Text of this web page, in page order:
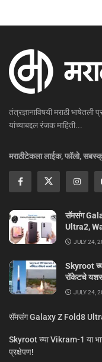
तंत्रज्ञानाविषयी मराठी
यांच्याबद्दल रंजक माहिती...
मराठीटेकला लाईक, फॉलो,
सॅमसंग
Ultra2,
JULY 24,
Skyroot
रॉकेटचे
JULY 24,
सॅमसंग Galaxy Z Fold8
Skyroot च्या Vikram-1 या
प्रक्षेपण!